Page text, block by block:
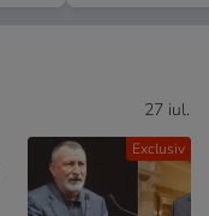
Exclusiv
27 iul.